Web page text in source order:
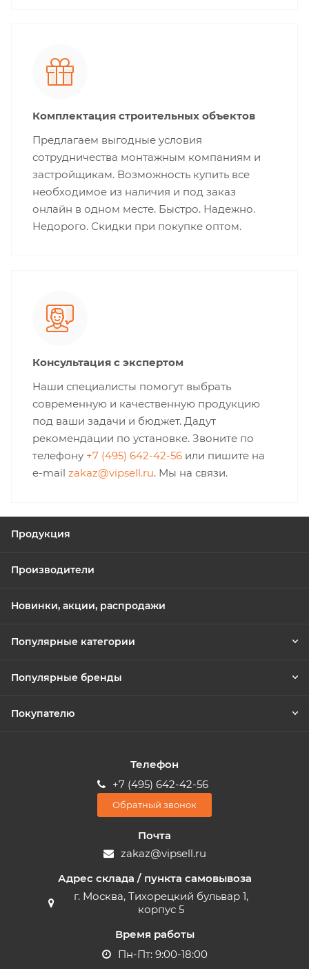
Комплектация строительных объектов
Предлагаем выгодные условия
сотрудничества монтажным компаниям и
застройщикам. Возможность купить все
необходимое из наличия и под заказ
онлайн в одном месте. Быстро. Надежно.
Недорого. Скидки при покупке оптом.
Консультация с экспертом
Наши специалисты помогут выбрать
современную и качественную продукцию
под ваши задачи и бюджет. Дадут
рекомендации по установке. Звоните по
телефону +7 (495) 642-42-56 или пишите на
e-mail zakaz@vipsell.ru. Мы на связи.
Продукция
Производители
Новинки, акции, распродажи
Популярные категории
Популярные бренды
Покупателю
Телефон
+7 (495) 642-42-56
Обратный звонок
Почта
zakaz@vipsell.ru
Адрес склада / пункта самовывоза
г. Москва, Тихорецкий бульвар 1,
корпус 5
Время работы
Пн-Пт: 9:00-18:00